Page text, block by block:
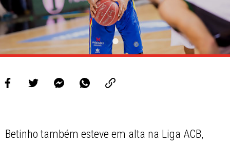
Betinho também esteve em alta na Liga ACB,